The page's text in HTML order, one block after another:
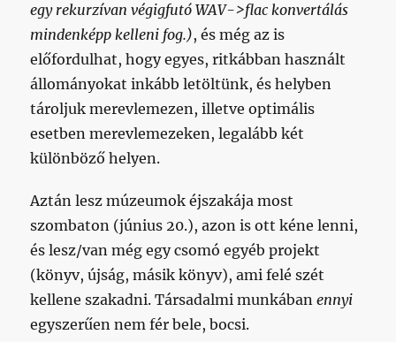
egy rekurzívan végigfutó WAV->flac konvertálás
mindenképp kelleni fog.), és még az is
előfordulhat, hogy egyes, ritkábban használt
állományokat inkább letöltünk, és helyben
tároljuk merevlemezen, illetve optimális
esetben merevlemezeken, legalább két
különböző helyen.
Aztán lesz múzeumok éjszakája most
szombaton (június 20.), azon is ott kéne lenni,
és lesz/van még egy csomó egyéb projekt
(könyv, újság, másik könyv), ami felé szét
kellene szakadni. Társadalmi munkábanennyi
egyszerűen nem fér bele, bocsi.